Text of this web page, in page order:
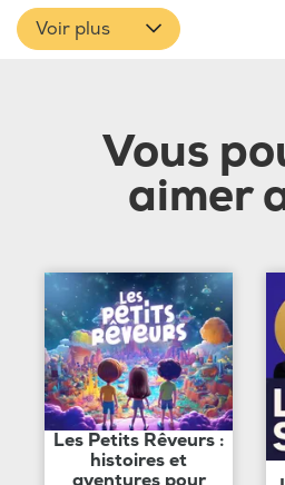
Voir plus
Vous
aimer
Les Petits Rêveurs :
histoires et